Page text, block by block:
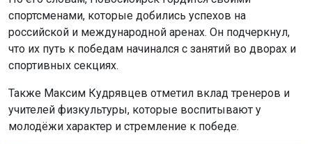
что их путь к победам начинался с занятий во дворах и
спортивных секциях.
Также Максим Кудрявцев отметил вклад тренеров и
учителей физкультуры, которые воспитывают у
«Важно помнить, когда-то и они были обычными